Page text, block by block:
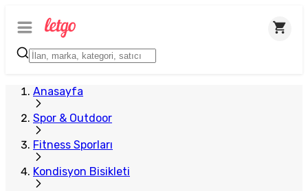
Anasayfa
Spor & Outdoor
Fitness Sporları
Kondisyon Bisikleti